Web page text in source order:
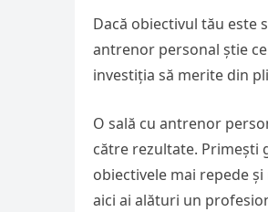
Dacă obiectivul tău este
antrenor personal știe
investiția să merite din
O sală cu antrenor
către rezultate. Primești
obiectivele mai repede
aici ai alături un